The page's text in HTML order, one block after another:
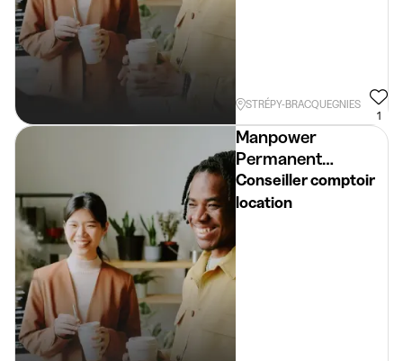
STRÉPY-BRACQUEGNIES
1
Manpower
Permanent
Placement
Conseiller comptoir
location